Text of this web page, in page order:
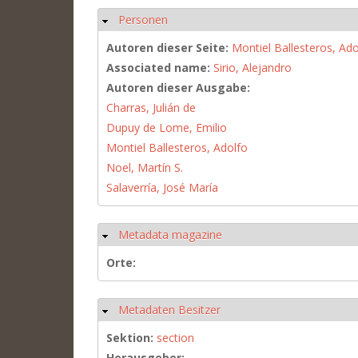
Ausblenden
Personen
Autoren dieser Seite: Montiel Ballesteros,
Associated name: Sirio, Alejandro
Autoren dieser Ausgabe:
Charras, Julián de
Dupuy de Lome, Emilio
Montiel Ballesteros, Adolfo
Noel, Martín S.
Salaverría, José María
Ausblenden
Metadata magazine
Orte:
Ausblenden
Metadaten Besitzer
Sektion: section